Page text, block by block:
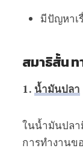
มีปัญหาเ
สมาธิสั้น ท
1. น้ำมันปลา
ในน้ำมันปลา
การทำงานข